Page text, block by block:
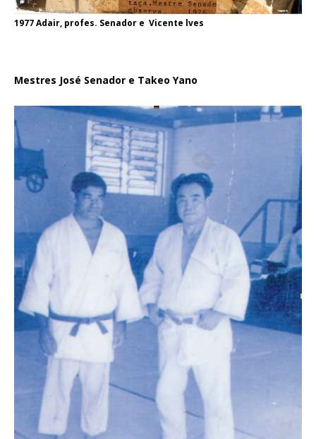
1977 Adair, profes. Senador e Vicente lves
Mestres José Senador e Takeo Yano